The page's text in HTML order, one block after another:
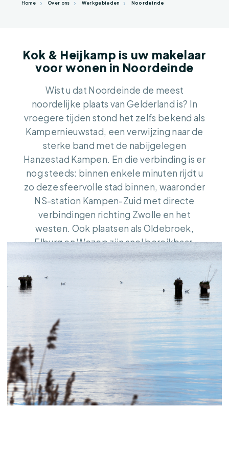
Home Over ons Werkgebieden Noordeinde
Kok & Heijkamp is uw makelaar
voor wonen in Noordeinde
Wist u dat Noordeinde de meest
noordelijke plaats van Gelderland is? In
vroegere tijden stond het zelfs bekend als
Kampernieuwstad, een verwijzing naar de
sterke band met de nabijgelegen
Hanzestad Kampen. En die verbinding is er
nog steeds: binnen enkele minuten rijdt u
zo deze sfeervolle stad binnen, waaronder
NS-station Kampen-Zuid met directe
verbindingen richting Zwolle en het
westen. Ook plaatsen als Oldebroek,
Elburg en Wezep zijn snel bereikbaar.
Hierdoor combineert Noordeinde heerlijk
voorzieningen binnen handbereik.
ALLE WERKGEBIEDEN